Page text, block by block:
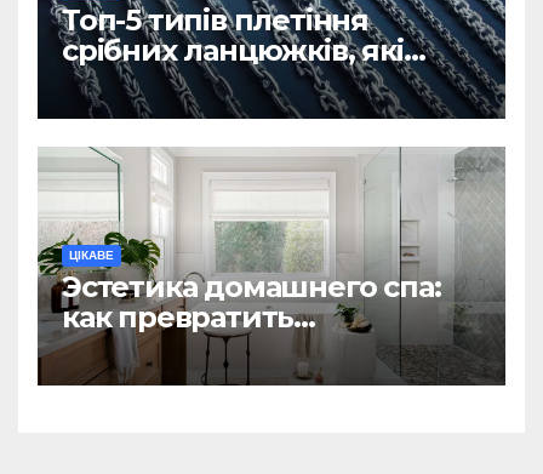
Топ-5 типів плетіння
срібних ланцюжків, які
вважаються
найнадійнішими
ЦІКАВЕ
Эстетика домашнего спа:
как превратить
ежедневную гигиену в
восстанавливающий